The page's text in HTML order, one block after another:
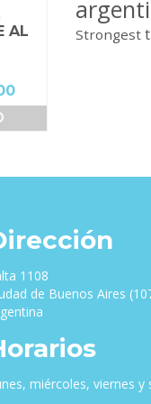
AL
El
precio
Strongest
1108
de Buenos Aires
miércoles, viernes y